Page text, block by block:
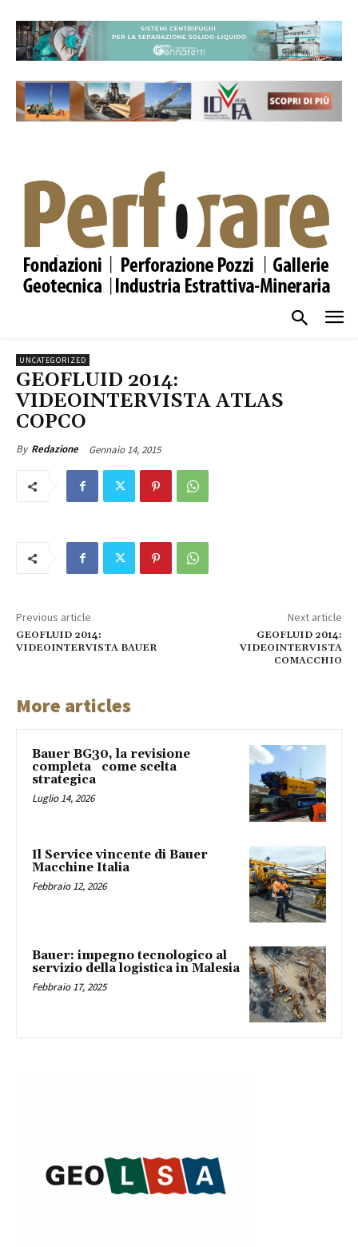
UNCATEGORIZED
GEOFLUID 2014:
VIDEOINTERVISTA ATLAS
COPCO
By Redazione Gennaio 14, 2015
Previous article
GEOFLUID 2014:
VIDEOINTERVISTA BAUER
Next article
GEOFLUID 2014:
VIDEOINTERVISTA
COMACCHIO
More articles
Bauer BG30, la revisione
completa come scelta
strategica
Luglio 14, 2026
Il Service vincente di Bauer
Macchine Italia
Febbraio 12, 2026
Bauer: impegno tecnologico al
servizio della logistica in Malesia
Febbraio 17, 2025